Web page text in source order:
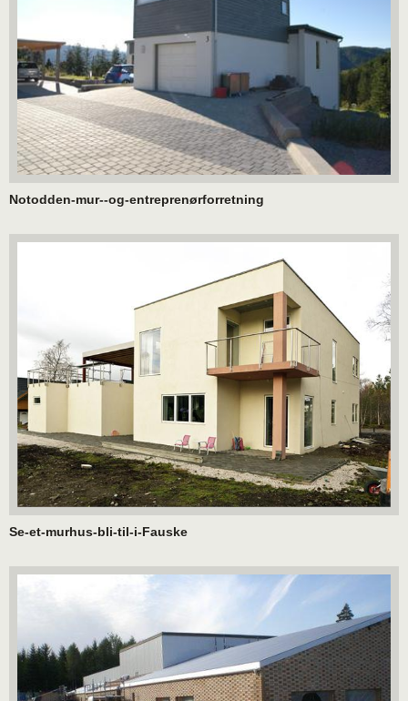
Notodden-mur--og-entreprenørforretning
Se-et-murhus-bli-til-i-Fauske